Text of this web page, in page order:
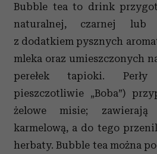
Bubble tea to drink
naturalnej, czarnej lub
z dodatkiem pysznych
mleka oraz umieszczonych
perełek tapioki.
pieszczotliwie „Boba”)
żelowe misie; zawierają
karmelową, a do tego
herbaty. Bubble tea można